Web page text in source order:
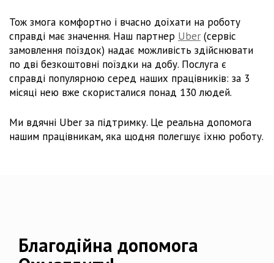
Тож змога комфортно і вчасно доїхати на роботу
справді має значення. Наш партнер Uber (сервіс
замовлення поїздок) надає можливість здійснювати
по дві безкоштовні поїздки на добу. Послуга є
справді популярною серед наших працівників: за 3
місяці нею вже скористалися понад 130 людей.
Ми вдячні Uber за підтримку. Це реальна допомога
нашим працівникам, яка щодня полегшує їхню роботу.
Благодійна допомога